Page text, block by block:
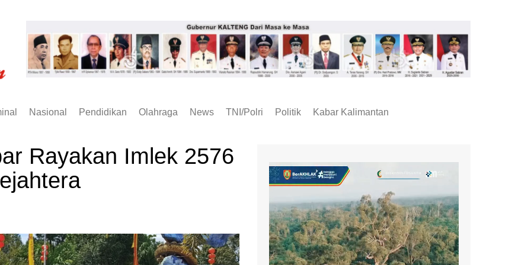
Nasional Pendidikan Olahraga News TNI/Polri Politik Kabar Kalimantan
Rayakan Imlek 2576